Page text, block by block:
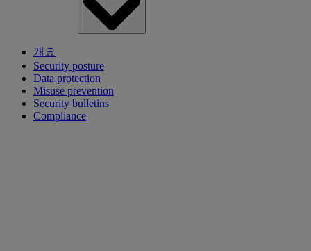
개요
Security posture
Data protection
Misuse prevention
Security bulletins
Compliance